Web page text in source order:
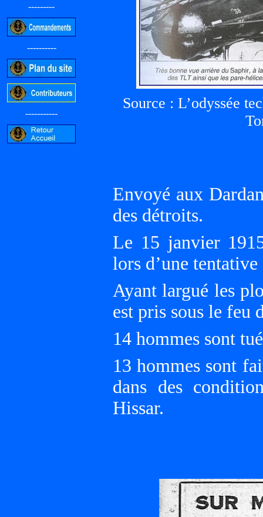
---------
----------
-----------
Source : L’odyssée
Envoyé aux
des détroits.
Le 15 janvier
lors d’une
Ayant largué les
est pris sous le feu
14 hommes sont
13 hommes sont
dans des
Hissar.